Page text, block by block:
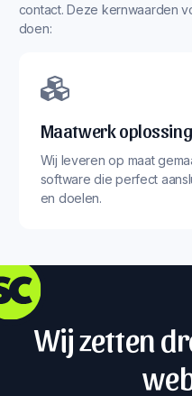
contact. Deze kernwaarden
doen:
Maatwerk
Wij leveren op maat
software die perfect
en doelen.
Wij zetten